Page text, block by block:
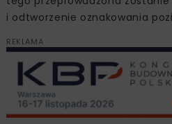
i odtworzenie oznakowania
REKLAMA